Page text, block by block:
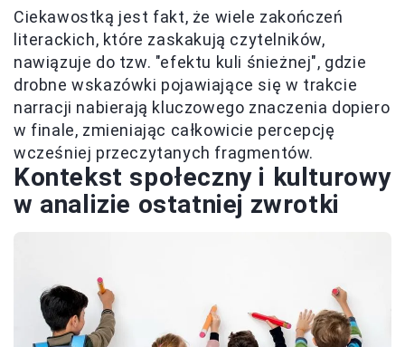
Ciekawostką jest fakt, że wiele zakończeń
literackich, które zaskakują czytelników,
nawiązuje do tzw. "efektu kuli śnieżnej", gdzie
drobne wskazówki pojawiające się w trakcie
narracji nabierają kluczowego znaczenia dopiero
w finale, zmieniając całkowicie percepcję
wcześniej przeczytanych fragmentów.
Kontekst społeczny i kulturowy
w analizie ostatniej zwrotki